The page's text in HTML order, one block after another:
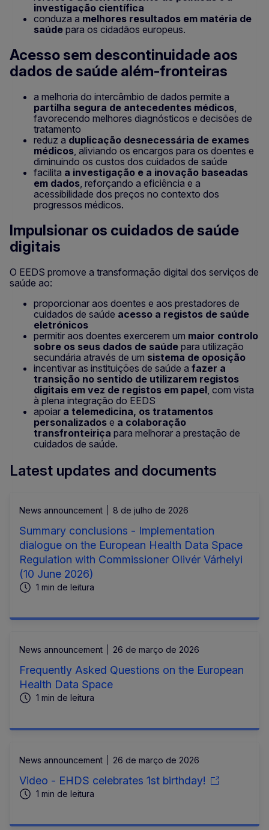
investigação científica
conduza a melhores resultados em matéria de
saúde para os cidadãos europeus.
Acesso sem descontinuidade aos
dados de saúde além-fronteiras
a melhoria do intercâmbio de dados permite a
partilha segura de antecedentes médicos
favorecendo melhores diagnósticos e decisões de
tratamento
reduz a duplicação desnecessária de exames
médicos , aliviando os encargos para os doentes e
diminuindo os custos dos cuidados de saúde
facilita a investigação e a inovação baseadas
em dados , reforçando a eficiência e a
acessibilidade dos preços no contexto dos
progressos médicos.
Impulsionar os cuidados de saúde
digitais
O EEDS promove a transformação digital dos serviços de
saúde ao:
proporcionar aos doentes e aos prestadores de
cuidados de saúde acesso a registos de saúde
eletrónicos
permitir aos doentes exercerem um maior controlo
sobre os seus dados de saúde para utilização
secundária através de um sistema de oposição
incentivar as instituições de saúde a fazer a
transição no sentido de utilizarem registos
digitais em vez de registos em papel , com vista
à plena integração do EEDS
apoiar a telemedicina, os tratamentos
personalizados e a colaboração
transfronteiriça para melhorar a prestação de
cuidados de saúde.
Latest updates and documents
News announcement 8 de julho de 2026
Summary conclusions - Implementation
dialogue on the European Health Data Space
Regulation with Commissioner Olivér Várhelyi
(10 June 2026)
1 min de leitura
News announcement 26 de março de 2026
Frequently Asked Questions on the European
Health Data Space
1 min de leitura
News announcement 26 de março de 2026
Video - EHDS celebrates 1st birthday!
1 min de leitura